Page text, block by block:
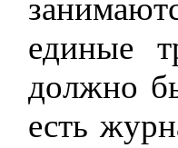
единые
должно
есть